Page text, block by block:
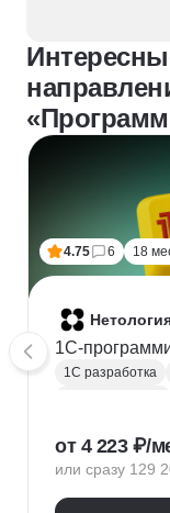
навык
4.75 6 18
1C-
1С разработка
от 4 223 ₽/
или сразу 129